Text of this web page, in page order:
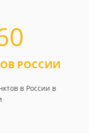
РОССИИ
в России в